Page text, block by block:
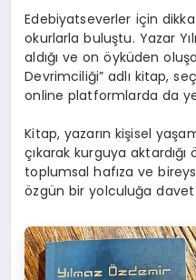
Edebiyatseverler için
okurlarla buluştu. Yazar
aldığı ve on öyküden
Devrimciliği” adlı kitap,
online platformlarda da
Kitap, yazarın kişisel
çıkarak kurguya aktardığı
toplumsal hafıza ve
özgün bir yolculuğa davet